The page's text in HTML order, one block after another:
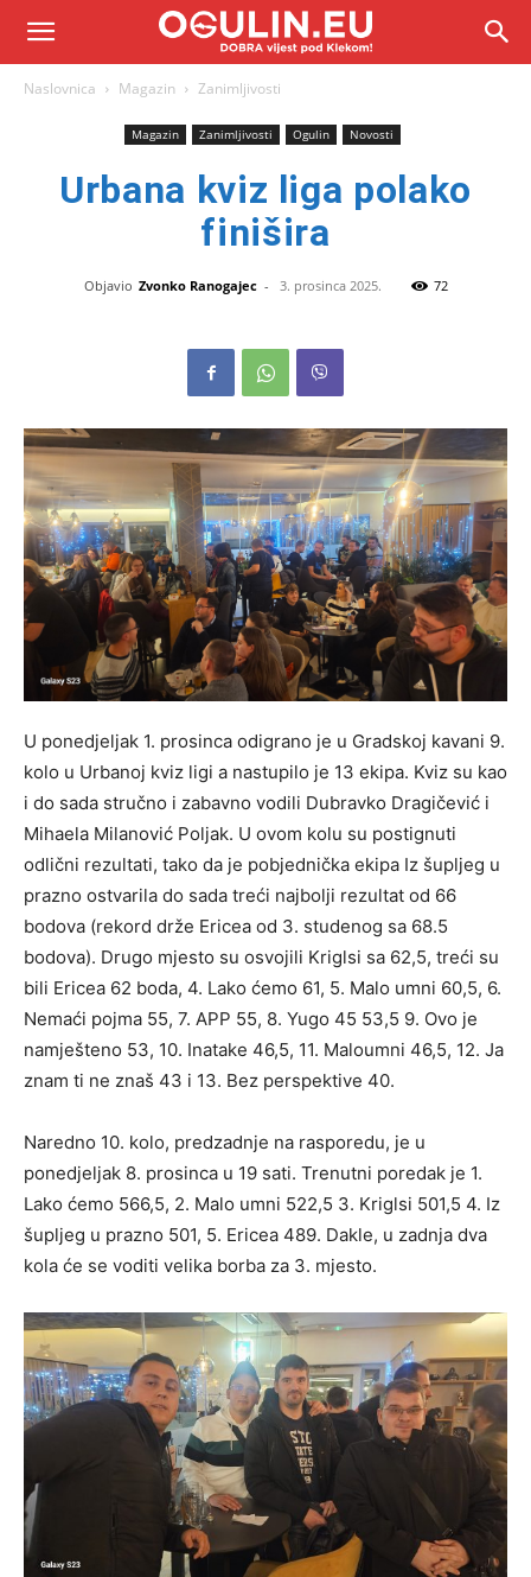
Naslovnica Magazin Zanimljivosti
Magazin Zanimljivosti Ogulin Novosti
Urbana kviz liga polako
finišira
Objavio Zvonko Ranogajec - 3. prosinca 2025. 72
U ponedjeljak 1. prosinca odigrano je u Gradskoj kavani 9.
kolo u Urbanoj kviz ligi a nastupilo je 13 ekipa. Kviz su kao
i do sada stručno i zabavno vodili Dubravko Dragičević i
Mihaela Milanović Poljak. U ovom kolu su postignuti
odlični rezultati, tako da je pobjednička ekipa Iz šupljeg u
prazno ostvarila do sada treći najbolji rezultat od 66
bodova (rekord drže Ericea od 3. studenog sa 68.5
bodova). Drugo mjesto su osvojili Kriglsi sa 62,5, treći su
bili Ericea 62 boda, 4. Lako ćemo 61, 5. Malo umni 60,5, 6.
Nemaći pojma 55, 7. APP 55, 8. Yugo 45 53,5 9. Ovo je
namješteno 53, 10. Inatake 46,5, 11. Maloumni 46,5, 12. Ja
znam ti ne znaš 43 i 13. Bez perspektive 40.
Naredno 10. kolo, predzadnje na rasporedu, je u
ponedjeljak 8. prosinca u 19 sati. Trenutni poredak je 1.
Lako ćemo 566,5, 2. Malo umni 522,5 3. Kriglsi 501,5 4. Iz
šupljeg u prazno 501, 5. Ericea 489. Dakle, u zadnja dva
kola će se voditi velika borba za 3. mjesto.